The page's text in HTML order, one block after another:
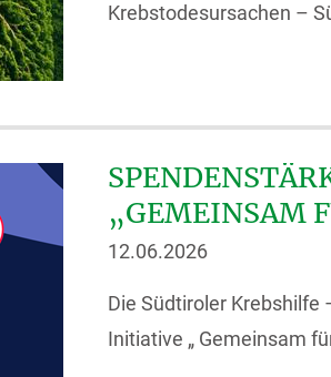
Krebstodesursachen –
„GEMEINSAM
12.06.2026
Die Südtiroler Krebshilfe
Initiative „ Gemeinsam